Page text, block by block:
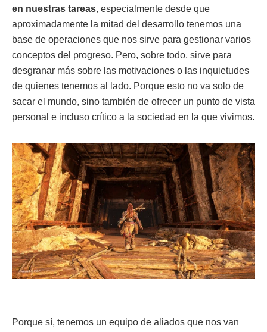
en nuestras tareas, especialmente desde que
aproximadamente la mitad del desarrollo tenemos una
base de operaciones que nos sirve para gestionar varios
conceptos del progreso. Pero, sobre todo, sirve para
desgranar más sobre las motivaciones o las inquietudes
de quienes tenemos al lado. Porque esto no va solo de
sacar el mundo, sino también de ofrecer un punto de vista
personal e incluso crítico a la sociedad en la que vivimos.
Porque sí, tenemos un equipo de aliados que nos van